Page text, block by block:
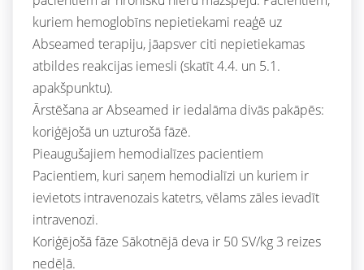
kuriem hemoglobīns nepietiekami reaģē uz
Abseamed terapiju, jāapsver citi nepietiekamas
atbildes reakcijas iemesli (skatīt 4.4. un 5.1.
apakšpunktu).
Ārstēšana ar Abseamed ir iedalāma divās pakāpēs:
koriģējošā un uzturošā fāzē.
Pieaugušajiem hemodialīzes pacientiem
Pacientiem, kuri saņem hemodialīzi un kuriem ir
ievietots intravenozais katetrs, vēlams zāles ievadīt
intravenozi.
Koriģējošā fāze Sākotnējā deva ir 50 SV/kg 3 reizes
nedēļā.